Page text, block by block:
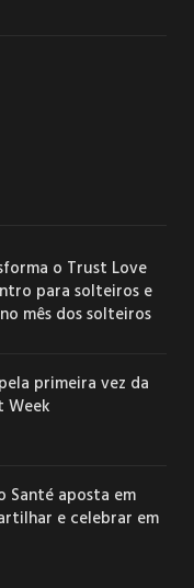
o Trust Love
para solteiros e
mês dos solteiros
primeira vez da
Week
Santé aposta em
e celebrar em